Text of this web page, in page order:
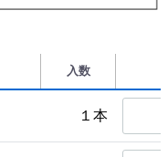
入数
１本